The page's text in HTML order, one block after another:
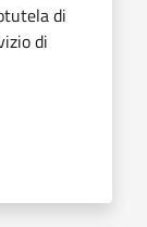
di
di